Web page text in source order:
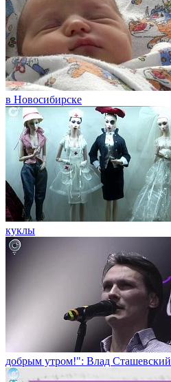
в Новосибирске
куклы
добрым утром!": Влад Сташевский